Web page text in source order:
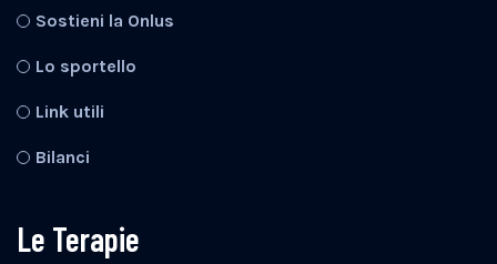
Sostieni la Onlus
Lo sportello
Link utili
Bilanci
Le Terapie